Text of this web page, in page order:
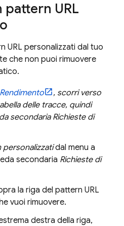
pattern URL
URL personalizzati dal tuo
che non puoi rimuovere
Rendimento
, scorri verso
delle tracce, quindi
secondaria Richieste di
personalizzatidal menu a
secondaria Richieste di
la riga del pattern URL
vuoi rimuovere.
destra della riga,